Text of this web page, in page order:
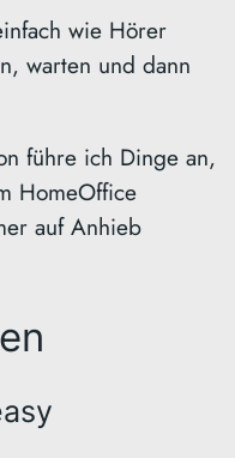
wie Hörer
warten und dann
führe ich Dinge an,
HomeOffice
auf Anhieb